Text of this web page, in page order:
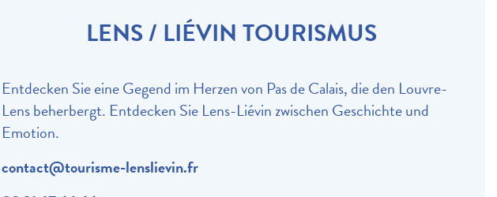
LENS / LIÉVIN TOURISMUS
Entdecken Sie eine Gegend im Herzen von Pas de Calais, die den Louvre-
Lens beherbergt. Entdecken Sie Lens-Liévin zwischen Geschichte und
Emotion.
contact@tourisme-lenslievin.fr